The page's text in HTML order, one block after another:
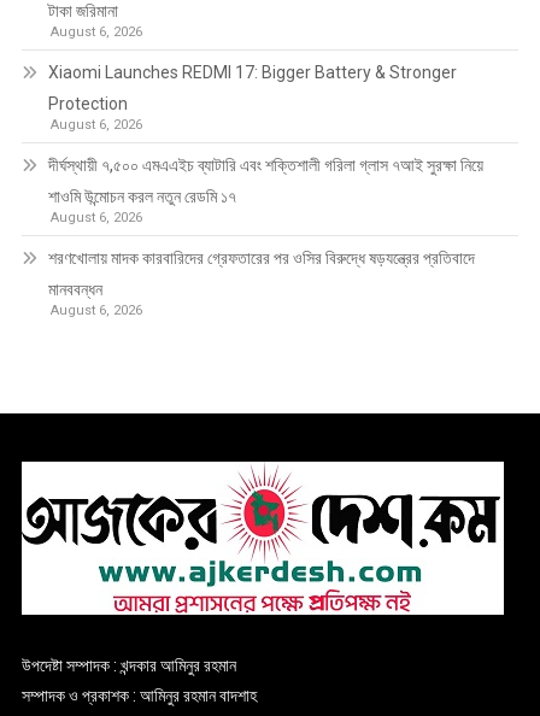
টাকা জরিমানা
August 6, 2026
Xiaomi Launches REDMI 17: Bigger Battery & Stronger
Protection
August 6, 2026
দীর্ঘস্থায়ী ৭,৫০০ এমএএইচ ব্যাটারি এবং শক্তিশালী গরিলা গ্লাস ৭আই সুরক্ষা নিয়ে
শাওমি উন্মোচন করল নতুন রেডমি ১৭
August 6, 2026
শরণখোলায় মাদক কারবারিদের গ্রেফতারের পর ওসির বিরুদ্ধে ষড়যন্ত্রের প্রতিবাদে
মানববন্ধন
August 6, 2026
উপদেষ্টা সম্পাদক : খন্দকার আমিনুর রহমান
সম্পাদক ও প্রকাশক : আমিনুর রহমান বাদশাহ